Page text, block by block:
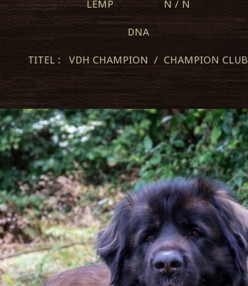
LEMP N / N
DNA
TITEL : VDH CHAMPION / CHAMPION CLUB